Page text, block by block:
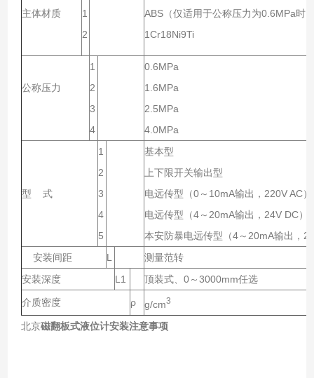
主体材质
1
2
ABS（仅适用于公称压力为0.6MPa时
1Cr18Ni9Ti
公称压力
1
2
3
4
0.6MPa
1.6MPa
2.5MPa
4.0MPa
型 式
1
2
3
4
5
基本型
上下限开关输出型
电远传型（0～10mA输出，220V AC）
电远传型（4～20mA输出，24V DC）
本安防暴电远传型（4～20mA输出，
安装间距
L
测量范转
安装深度
L1 顶装式、0～3000mm任选
介质密度 ρ g/cm3
北京磁翻板式液位计安装注意事项